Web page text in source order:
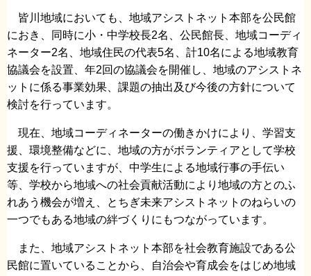
皆川地域においても、地域アシストネット本部を公民館
におき、同時に小・中学校長2名、公民館長、地域コーディ
ネーター2名、地域住民の代表5名、計10名による地域教育
協議会を設置、年2回の協議会を開催し、地域のアシストネ
ットに係る事業効果、課題の抽出及び今後の方針について
検討を行っています。
現在、地域コーディネーターの働きかけにより、学習支
援、環境整備などに、地域の方がボランティアとして学校
支援を行っていますが、中学生による地域行事の手伝い
等、学校から地域への社会貢献活動により地域の方とのふ
れあう機会が増え、とちぎ未来アシストネットのねらいの
一つでもある地域の絆づくりにもつながっています。
また、地域アシストネット本部を社会教育施設である公
民館に置いていることから、自治会や育成会をはじめ地域